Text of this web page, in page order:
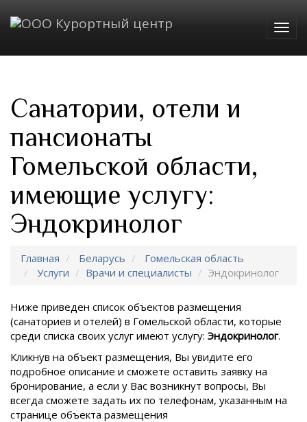
Санатории, отели и
пансионаты
Гомельской области,
имеющие услугу:
Эндокринолог
Главная Беларусь
Гомельская область
Услуги
Врачи и специалисты Эндокринолог
Ниже приведен список объектов размещения
(санаториев и отелей) в Гомельской области, которые
среди списка своих услуг имеют услугу: Эндокринолог.
Кликнув на объект размещения, Вы увидите его
подробное описание и сможете оставить заявку на
бронирование, а если у Вас возникнут вопросы, Вы
всегда сможете задать их по телефонам, указанным на
странице объекта размещения